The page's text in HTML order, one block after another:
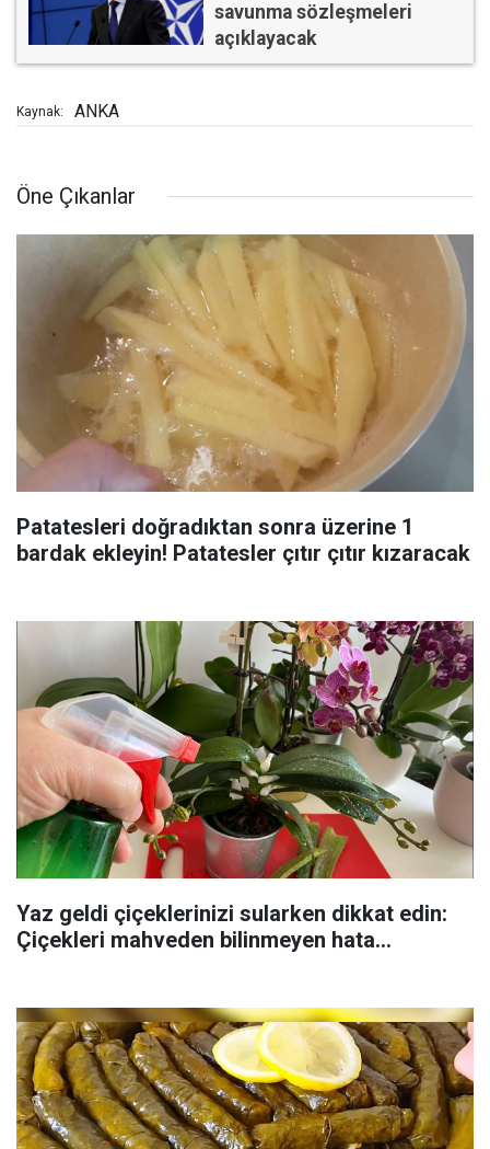
savunma sözleşmeleri
açıklayacak
Kaynak: ANKA
Öne Çıkanlar
Patatesleri doğradıktan sonra üzerine 1
bardak ekleyin! Patatesler çıtır çıtır kızaracak
Yaz geldi çiçeklerinizi sularken dikkat edin:
Çiçekleri mahveden bilinmeyen hata...